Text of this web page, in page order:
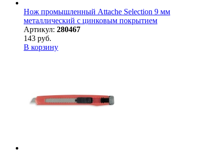
Нож промышленный Attache Selection 9 мм
металлический с цинковым покрытием
Артикул: 280467
143 руб.
В корзину